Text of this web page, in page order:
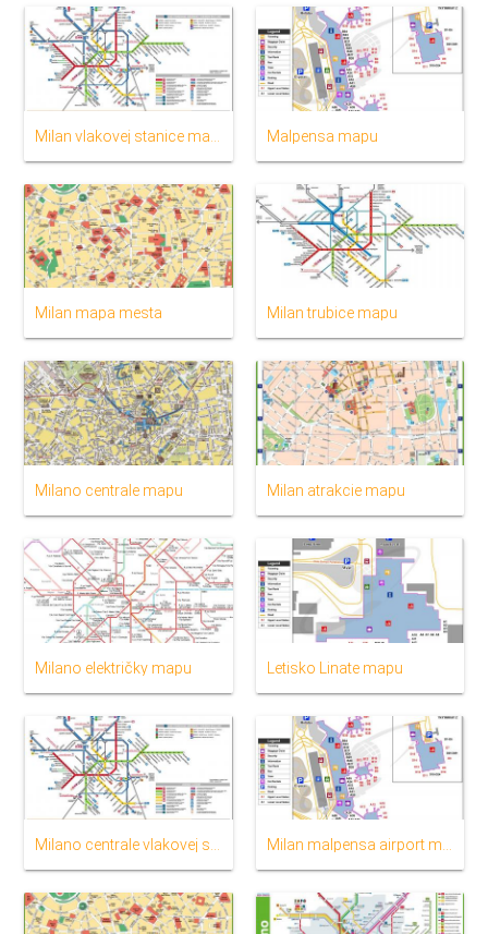
Malpensa mapu
Milan mapa mesta Milan trubice mapu
Milano centrale mapu Milan atrakcie mapu
Milano električky mapu Letisko Linate mapu